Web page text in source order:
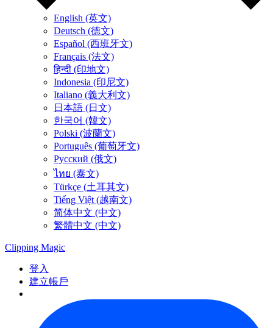
English (英文)
Deutsch (德文)
Español (西班牙文)
Français (法文)
हिन्दी (印地文)
Indonesia (印尼文)
Italiano (義大利文)
日本語 (日文)
한국어 (韓文)
Polski (波蘭文)
Português (葡萄牙文)
Русский (俄文)
ไทย (泰文)
Türkçe (土耳其文)
Tiếng Việt (越南文)
简体中文 (中文)
繁體中文 (中文)
Clipping Magic
登入
建立帳戶